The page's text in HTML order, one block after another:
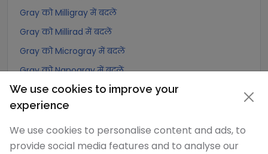
Gray को Milligray में बदलें
Gray को Millirad में बदलें
Gray को Microgray में बदलें
Gray को Nanogray में बदलें
Gray को Picogray में बदलें
Gray को Femtogray में बदलें
Gray को Attogray में बदलें
We use cookies to improve your
experience
We use cookies to personalise content and ads, to
provide social media features and to analyse our